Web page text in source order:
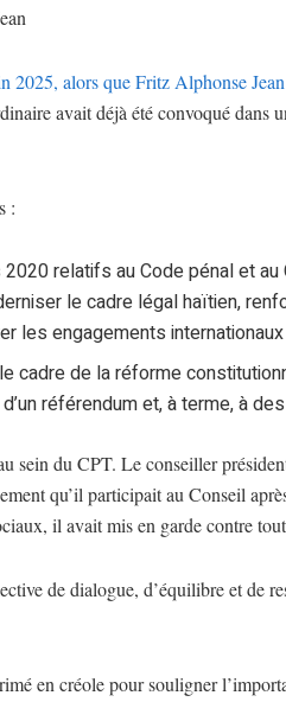
2025, alors que Fritz Alphonse
avait déjà été convoqué dans
:
relatifs au Code pénal et au
le cadre légal haïtien,
les engagements
cadre de la réforme
référendum et, à terme, à
sein du CPT. Le conseiller
qu’il participait au Conseil
il avait mis en garde contre
de dialogue, d’équilibre et de
en créole pour souligner